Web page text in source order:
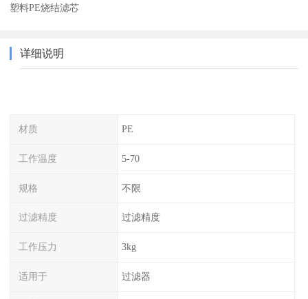
塑料PE烧结滤芯
详细说明
材质 PE
工作温度 5-70
规格 不限
过滤精度 过滤精度
工作压力 3kg
适用于 过滤器